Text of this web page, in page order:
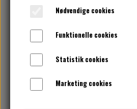
DESIGN DIN
UNIKA
KLAR
Nødvendige cookies
Funktionelle cookies
Statistik cookies
Marketing cookies